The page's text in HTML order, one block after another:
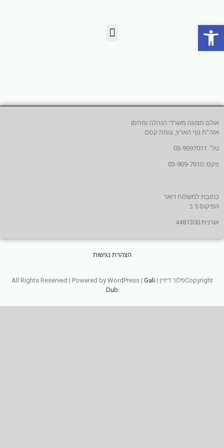
פתח סרגל נגישות
אולם תצוגה משרדי הנהלה ומחסן
אזה"ת נוף הארץ, צומת קסם.
טל': 03-9097011
פקס: 03-909-7010
כתובת למשלוח דואר
הפיקוס 5 ב
אורנית 4481300
הצהרת נגישות
Copyrightפלור דיזיין | All Rights Reserved | Powered by WordPress |
Gali
Dub